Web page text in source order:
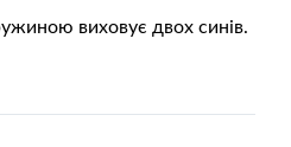
виховує двох синів.